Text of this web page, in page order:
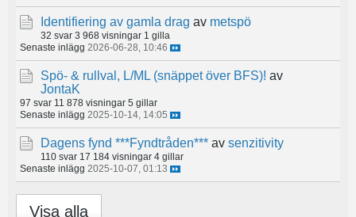
Identifiering av gamla drag av metspö
32 svar 3 968 visningar 1 gilla
Senaste inlägg 2026-06-28, 10:46
Spö- & rullval, L/ML (snäppet över BFS)! av
JontaK
97 svar 11 878 visningar 5 gillar
Senaste inlägg 2025-10-14, 14:05
Dagens fynd ***Fyndtråden*** av senzitivity
110 svar 17 184 visningar 4 gillar
Senaste inlägg 2025-10-07, 01:13
Visa alla